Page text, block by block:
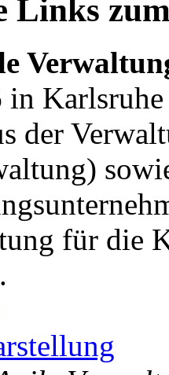
Links
der
für die